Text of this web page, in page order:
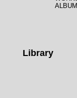
Library